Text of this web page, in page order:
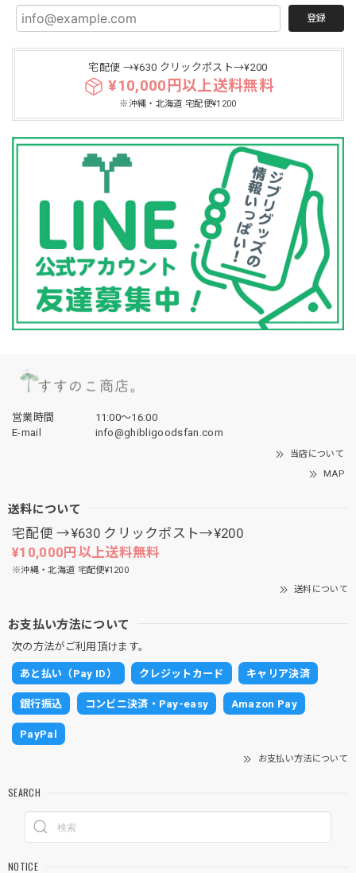
登録
宅配便 →¥630 クリックポスト→¥200
¥10,000円以上送料無料
※沖縄・北海道 宅配便¥1200
営業時間
11:00〜16:00
E-mail
info@ghibligoodsfan.com
当店について
MAP
送料について
宅配便 →¥630 クリックポスト→¥200
¥10,000円以上送料無料
※沖縄・北海道 宅配便¥1200
送料について
お支払い方法について
次の方法がご利用頂けます。
あと払い（Pay ID） クレジットカード キャリア決済
銀行振込 コンビニ決済・Pay-easy Amazon Pay
PayPal
お支払い方法について
SEARCH
NOTICE